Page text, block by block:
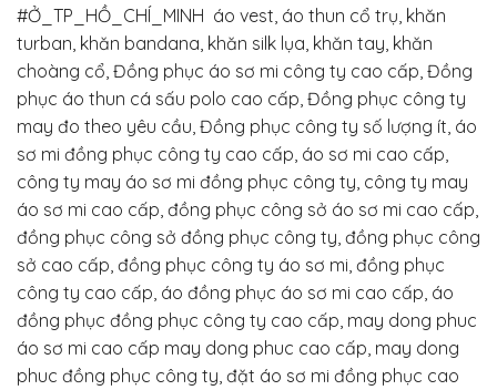
#Ở_TP_HỒ_CHÍ_MINH áo vest, áo thun cổ trụ, khăn
turban, khăn bandana, khăn silk lụa, khăn tay, khăn
choàng cổ, Đồng phục áo sơ mi công ty cao cấp, Đồng
phục áo thun cá sấu polo cao cấp, Đồng phục công ty
may đo theo yêu cầu, Đồng phục công ty số lượng ít, áo
sơ mi đồng phục công ty cao cấp, áo sơ mi cao cấp,
công ty may áo sơ mi đồng phục công ty, công ty may
áo sơ mi cao cấp, đồng phục công sở áo sơ mi cao cấp,
đồng phục công sở đồng phục công ty, đồng phục công
sở cao cấp, đồng phục công ty áo sơ mi, đồng phục
công ty cao cấp, áo đồng phục áo sơ mi cao cấp, áo
đồng phục đồng phục công ty cao cấp, may dong phuc
áo sơ mi cao cấp may dong phuc cao cấp, may dong
phuc đồng phục công ty, đặt áo sơ mi đồng phục cao